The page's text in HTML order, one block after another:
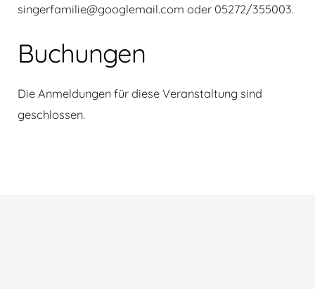
singerfamilie@googlemail.com oder 05272/355003.
Buchungen
Die Anmeldungen für diese Veranstaltung sind
geschlossen.